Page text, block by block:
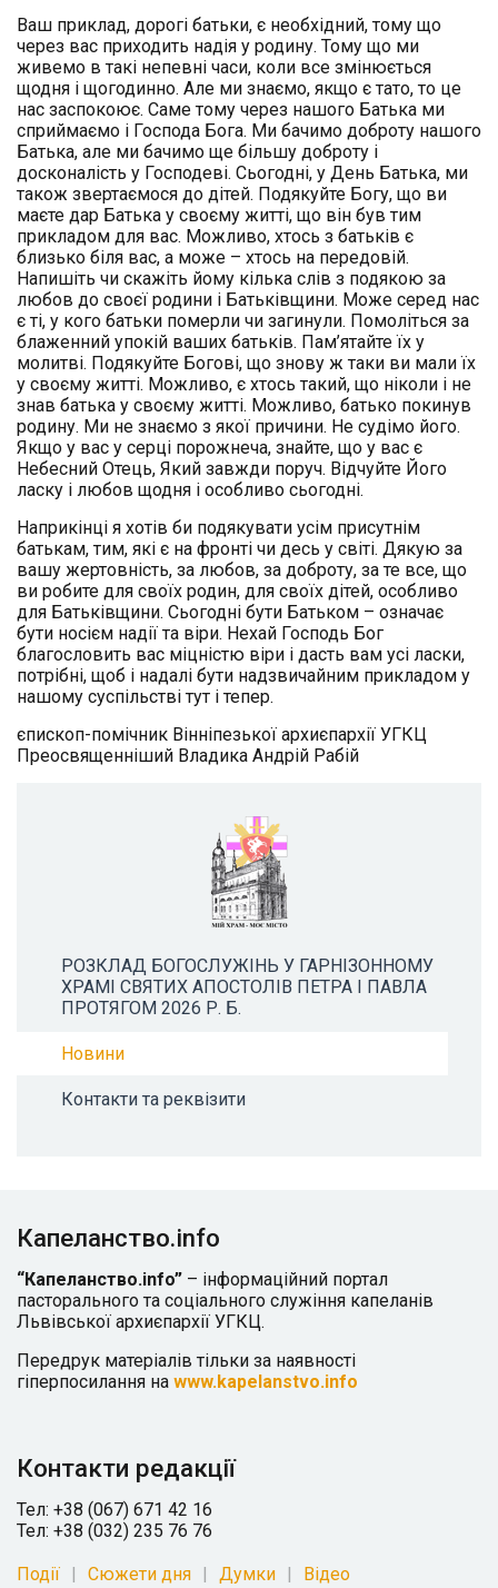
Ваш приклад, дорогі батьки, є необхідний, тому що
через вас приходить надія у родину. Тому що ми
живемо в такі непевні часи, коли все змінюється
щодня і щогодинно. Але ми знаємо, якщо є тато, то це
нас заспокоює. Саме тому через нашого Батька ми
сприймаємо і Господа Бога. Ми бачимо доброту нашого
Батька, але ми бачимо ще більшу доброту і
досконалість у Господеві. Сьогодні, у День Батька, ми
також звертаємося до дітей. Подякуйте Богу, що ви
маєте дар Батька у своєму житті, що він був тим
прикладом для вас. Можливо, хтось з батьків є
близько біля вас, а може – хтось на передовій.
Напишіть чи скажіть йому кілька слів з подякою за
любов до своєї родини і Батьківщини. Може серед нас
є ті, у кого батьки померли чи загинули. Помоліться за
блаженний упокій ваших батьків. Пам’ятайте їх у
молитві. Подякуйте Богові, що знову ж таки ви мали їх
у своєму житті. Можливо, є хтось такий, що ніколи і не
знав батька у своєму житті. Можливо, батько покинув
родину. Ми не знаємо з якої причини. Не судімо його.
Якщо у вас у серці порожнеча, знайте, що у вас є
Небесний Отець, Який завжди поруч. Відчуйте Його
ласку і любов щодня і особливо сьогодні.
Наприкінці я хотів би подякувати усім присутнім
батькам, тим, які є на фронті чи десь у світі. Дякую за
вашу жертовність, за любов, за доброту, за те все, що
ви робите для своїх родин, для своїх дітей, особливо
для Батьківщини. Сьогодні бути Батьком – означає
бути носієм надії та віри. Нехай Господь Бог
благословить вас міцністю віри і дасть вам усі ласки,
потрібні, щоб і надалі бути надзвичайним прикладом у
нашому суспільстві тут і тепер.
єпископ-помічник Вінніпезької архиєпархії УГКЦ
Преосвященніший Владика Андрій Рабій
РОЗКЛАД БОГОСЛУЖІНЬ У ГАРНІЗОННОМУ
ХРАМІ СВЯТИХ АПОСТОЛІВ ПЕТРА І ПАВЛА
ПРОТЯГОМ 2026 Р. Б.
Новини
Контакти та реквізити
Капеланство.info
“Капеланство.info” – інформаційний портал
пасторального та соціального служіння капеланів
Львівської архиєпархії УГКЦ.
Передрук матеріалів тільки за наявності
гіперпосилання на www.kapelanstvo.info
Контакти редакції
Тел: +38 (067) 671 42 16
Тел: +38 (032) 235 76 76
Події Сюжети дня Думки Відео